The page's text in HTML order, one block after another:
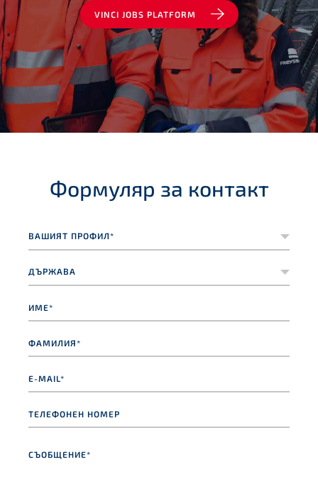
VINCI JOBS PLATFORM
Формуляр за контакт
профил* *
mail*
номер